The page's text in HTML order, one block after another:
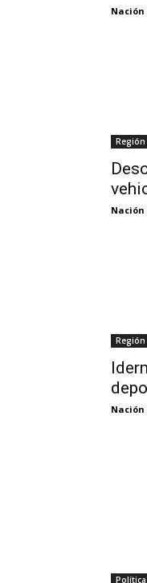
Región
Región
Política